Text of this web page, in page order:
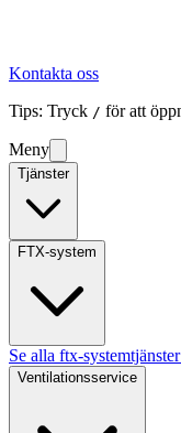
Kontakta oss
Tips: Tryck / för att
Meny
Tjänster
FTX-system
Se alla ftx-system
Ventilationsservice